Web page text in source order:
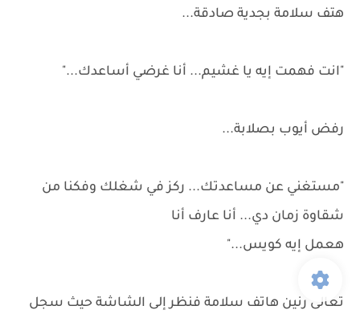
هتف سلامة بجدية صادقة...
"انت فهمت إيه يا غشيم... أنا غرضي أساعدك..."
رفض أيوب بصلابة...
"مستغني عن مساعدتك... ركز في شغلك وفكنا من
شقاوة زمان دي... أنا عارف أنا
هعمل إيه كويس..."
تعالى رنين هاتف سلامة فنظر إلى الشاشة حيث سجل